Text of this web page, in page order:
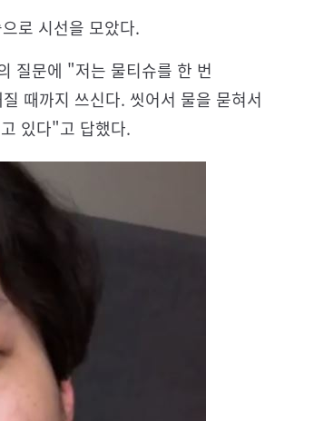
로 시선을 모았다.
질문에 "저는 물티슈를 한 번
때까지 쓰신다. 씻어서 물을 묻혀서
있다"고 답했다.